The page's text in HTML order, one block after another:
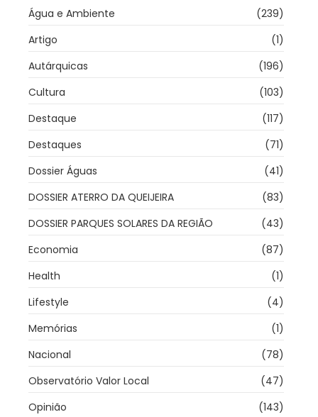
Água e Ambiente
(239)
Artigo
(1)
Autárquicas
(196)
Cultura
(103)
Destaque
(117)
Destaques
(71)
Dossier Águas
(41)
DOSSIER ATERRO DA QUEIJEIRA
(83)
DOSSIER PARQUES SOLARES DA REGIÃO
(43)
Economia
(87)
Health
(1)
Lifestyle
(4)
Memórias
(1)
Nacional
(78)
Observatório Valor Local
(47)
Opinião
(143)